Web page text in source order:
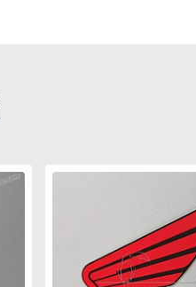
Codice articolo (MPN)